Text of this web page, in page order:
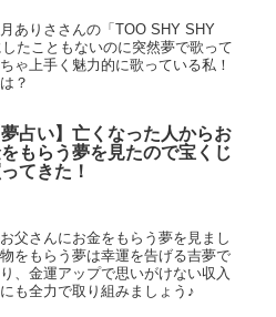
ありささんの「TOO SHY SHY
たこともないのに突然夢で歌って
ゃ上手く魅力的に歌っている私！
？
夢占い】亡くなった人からお
もらう夢を見たので宝くじ
てきた！
父さんにお金をもらう夢を見まし
をもらう夢は幸運を告げる吉夢で
、金運アップで思いがけない収入
も全力で取り組みましょう♪